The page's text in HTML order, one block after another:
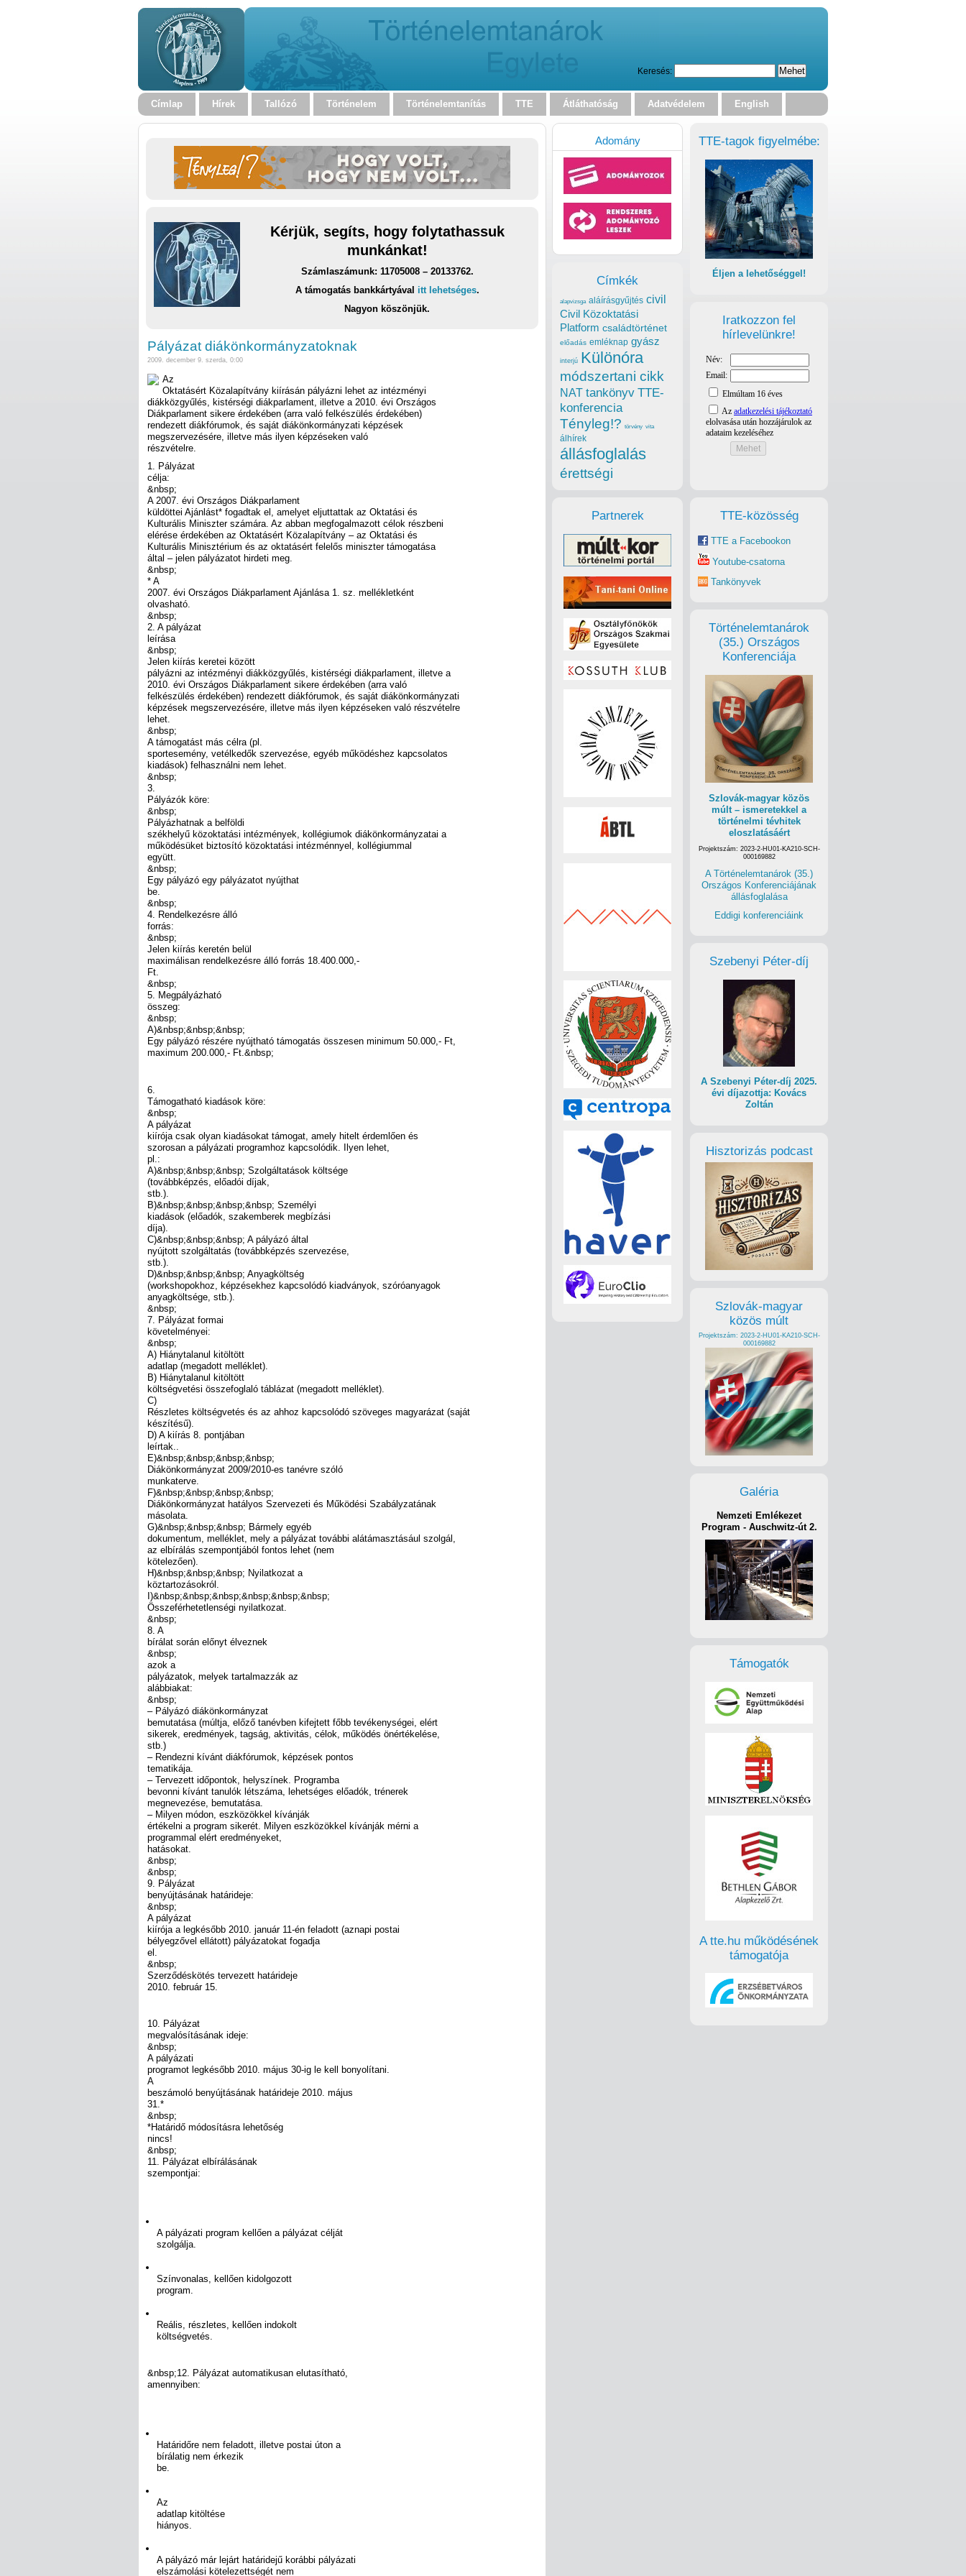
Keresés:
Címlap Hírek Tallózó Történelem Történelemtanítás TTE Átláthatóság Adatvédelem English
Kérjük, segíts, hogy folytathassuk
munkánkat!
Számlaszámunk: 11705008 – 20133762.
A támogatás bankkártyával itt lehetséges.
Nagyon köszönjük.
Pályázat diákönkormányzatoknak
2009. december 9. szerda, 0:00
Az
Oktatásért Közalapítvány kiírásán pályázni lehet az intézményi
diákközgyűlés, kistérségi diákparlament, illetve a 2010. évi Országos
Diákparlament sikere érdekében (arra való felkészülés érdekében)
rendezett diákfórumok, és saját diákönkormányzati képzések
megszervezésére, illetve más ilyen képzéseken való
részvételre.
1. Pályázat
célja:
&nbsp;
A 2007. évi Országos Diákparlament
küldöttei Ajánlást* fogadtak el, amelyet eljuttattak az Oktatási és
Kulturális Miniszter számára. Az abban megfogalmazott célok részbeni
elérése érdekében az Oktatásért Közalapítvány – az Oktatási és
Kulturális Minisztérium és az oktatásért felelős miniszter támogatása
által – jelen pályázatot hirdeti meg.
&nbsp;
* A
2007. évi Országos Diákparlament Ajánlása 1. sz. mellékletként
olvasható.
&nbsp;
2. A pályázat
leírása
&nbsp;
Jelen kiírás keretei között
pályázni az intézményi diákközgyűlés, kistérségi diákparlament, illetve a
2010. évi Országos Diákparlament sikere érdekében (arra való
felkészülés érdekében) rendezett diákfórumok, és saját diákönkormányzati
képzések megszervezésére, illetve más ilyen képzéseken való részvételre
lehet.
&nbsp;
A támogatást más célra (pl.
sportesemény, vetélkedők szervezése, egyéb működéshez kapcsolatos
kiadások) felhasználni nem lehet.
&nbsp;
3.
Pályázók köre:
&nbsp;
Pályázhatnak a belföldi
székhelyű közoktatási intézmények, kollégiumok diákönkormányzatai a
működésüket biztosító közoktatási intézménnyel, kollégiummal
együtt.
&nbsp;
Egy pályázó egy pályázatot nyújthat
be.
&nbsp;
4. Rendelkezésre álló
forrás:
&nbsp;
Jelen kiírás keretén belül
maximálisan rendelkezésre álló forrás 18.400.000,-
Ft.
&nbsp;
5. Megpályázható
összeg:
&nbsp;
A)&nbsp;&nbsp;&nbsp;
Egy pályázó részére nyújtható támogatás összesen minimum 50.000,- Ft,
maximum 200.000,- Ft.&nbsp;
6.
Támogatható kiadások köre:
&nbsp;
A pályázat
kiírója csak olyan kiadásokat támogat, amely hitelt érdemlően és
szorosan a pályázati programhoz kapcsolódik. Ilyen lehet,
pl.:
A)&nbsp;&nbsp;&nbsp; Szolgáltatások költsége
(továbbképzés, előadói díjak,
stb.).
B)&nbsp;&nbsp;&nbsp;&nbsp; Személyi
kiadások (előadók, szakemberek megbízási
díja).
C)&nbsp;&nbsp;&nbsp; A pályázó által
nyújtott szolgáltatás (továbbképzés szervezése,
stb.).
D)&nbsp;&nbsp;&nbsp; Anyagköltség
(workshopokhoz, képzésekhez kapcsolódó kiadványok, szóróanyagok
anyagköltsége, stb.).
&nbsp;
7. Pályázat formai
követelményei:
&nbsp;
A) Hiánytalanul kitöltött
adatlap (megadott melléklet).
B) Hiánytalanul kitöltött
költségvetési összefoglaló táblázat (megadott melléklet).
C)
Részletes költségvetés és az ahhoz kapcsolódó szöveges magyarázat (saját
készítésű).
D) A kiírás 8. pontjában
leírtak..
E)&nbsp;&nbsp;&nbsp;&nbsp;
Diákönkormányzat 2009/2010-es tanévre szóló
munkaterve.
F)&nbsp;&nbsp;&nbsp;&nbsp;
Diákönkormányzat hatályos Szervezeti és Működési Szabályzatának
másolata.
G)&nbsp;&nbsp;&nbsp; Bármely egyéb
dokumentum, melléklet, mely a pályázat további alátámasztásául szolgál,
az elbírálás szempontjából fontos lehet (nem
kötelezően).
H)&nbsp;&nbsp;&nbsp; Nyilatkozat a
köztartozásokról.
I)&nbsp;&nbsp;&nbsp;&nbsp;&nbsp;&nbsp;
Összeférhetetlenségi nyilatkozat.
&nbsp;
8. A
bírálat során előnyt élveznek
&nbsp;
azok a
pályázatok, melyek tartalmazzák az
alábbiakat:
&nbsp;
– Pályázó diákönkormányzat
bemutatása (múltja, előző tanévben kifejtett főbb tevékenységei, elért
sikerek, eredmények, tagság, aktivitás, célok, működés önértékelése,
stb.)
– Rendezni kívánt diákfórumok, képzések pontos
tematikája.
– Tervezett időpontok, helyszínek. Programba
bevonni kívánt tanulók létszáma, lehetséges előadók, trénerek
megnevezése, bemutatása.
– Milyen módon, eszközökkel kívánják
értékelni a program sikerét. Milyen eszközökkel kívánják mérni a
programmal elért eredményeket,
hatásokat.
&nbsp;
&nbsp;
9. Pályázat
benyújtásának határideje:
&nbsp;
A pályázat
kiírója a legkésőbb 2010. január 11-én feladott (aznapi postai
bélyegzővel ellátott) pályázatokat fogadja
el.
&nbsp;
Szerződéskötés tervezett határideje
2010. február 15.
10. Pályázat
megvalósításának ideje:
&nbsp;
A pályázati
programot legkésőbb 2010. május 30-ig le kell bonyolítani.
A
beszámoló benyújtásának határideje 2010. május
31.*
&nbsp;
*Határidő módosításra lehetőség
nincs!
&nbsp;
11. Pályázat elbírálásának
szempontjai:
A pályázati program kellően a pályázat célját
szolgálja.
Színvonalas, kellően kidolgozott
program.
Reális, részletes, kellően indokolt
költségvetés.
&nbsp;12. Pályázat automatikusan elutasítható,
amennyiben:
Határidőre nem feladott, illetve postai úton a
bírálatig nem érkezik
be.
Az
adatlap kitöltése
hiányos.
A pályázó már lejárt határidejű korábbi pályázati
elszámolási kötelezettségét nem
TTE-tagok figyelmébe:
Éljen a lehetőséggel!
Iratkozzon fel
hírlevelünkre!
TTE-közösség
TTE a Facebookon
Youtube-csatorna
Tankönyvek
Történelemtanárok
(35.) Országos
Konferenciája
Szlovák-magyar közös
múlt – ismeretekkel a
történelmi tévhitek
eloszlatásáért
Projektszám: 2023-2-HU01-KA210-SCH-
000169882
A Történelemtanárok (35.)
Országos Konferenciájának
állásfoglalása
Eddigi konferenciáink
Szebenyi Péter-díj
A Szebenyi Péter-díj 2025.
évi díjazottja: Kovács
Zoltán
Hisztorizás podcast
Szlovák-magyar
közös múlt
Projektszám: 2023-2-HU01-KA210-SCH-
000169882
Galéria
Nemzeti Emlékezet
Program - Auschwitz-út 2.
Támogatók
A tte.hu működésének
támogatója
Adomány
Címkék
alapvizsga aláírásgyűjtés civil
Civil Közoktatási
Platform családtörténet
előadás emléknap gyász
interjú Különóra
módszertani cikk
NAT tankönyv TTE-
konferencia
Tényleg!? törvény vita
álhírek
állásfoglalás
érettségi
Partnerek